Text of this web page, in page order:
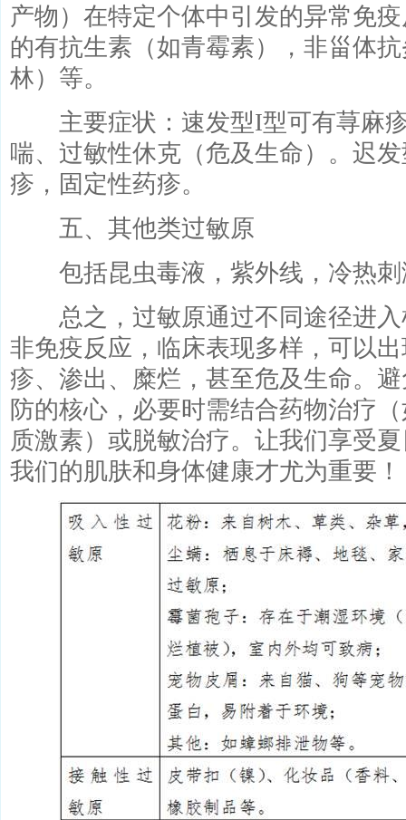
产物）在特定个体中引发的异常免
的有抗生素（如青霉素），非甾体
林）等。
主要症状：速发型I型可有荨麻
喘、过敏性休克（危及生命）。迟
疹，固定性药疹。
五、其他类过敏原
包括昆虫毒液，紫外线，冷热刺
总之，过敏原通过不同途径进入
非免疫反应，临床表现多样，可以
疹、渗出、糜烂，甚至危及生命。
防的核心，必要时需结合药物治疗
质激素）或脱敏治疗。让我们享受
我们的肌肤和身体健康才尤为重要！